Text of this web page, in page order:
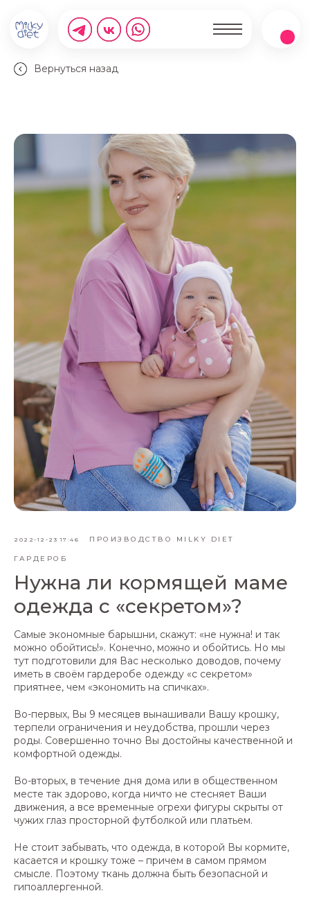
Вернуться назад
2022-12-23 17:46 ПРОИЗВОДСТВО MILKY DIET
ГАРДЕРОБ
Нужна ли кормящей маме
одежда с «секретом»?
Самые экономные барышни, скажут: «не нужна! и так
можно обойтись!». Конечно, можно и обойтись. Но мы
тут подготовили для Вас несколько доводов, почему
иметь в своём гардеробе одежду «с секретом»
приятнее, чем «экономить на спичках».
Во-первых, Вы 9 месяцев вынашивали Вашу крошку,
терпели ограничения и неудобства, прошли через
роды. Совершенно точно Вы достойны качественной и
комфортной одежды.
Во-вторых, в течение дня дома или в общественном
месте так здорово, когда ничто не стесняет Ваши
движения, а все временные огрехи фигуры скрыты от
чужих глаз просторной футболкой или платьем.
Не стоит забывать, что одежда, в которой Вы кормите,
касается и крошку тоже – причем в самом прямом
смысле. Поэтому ткань должна быть безопасной и
гипоаллергенной.